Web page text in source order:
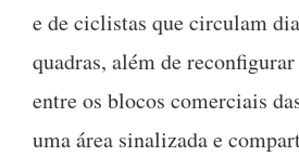
e de ciclistas que circulam
quadras, além de
entre os blocos comerciais
uma área sinalizada e